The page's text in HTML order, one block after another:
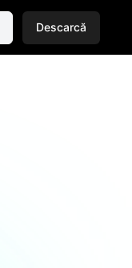
Descarcă